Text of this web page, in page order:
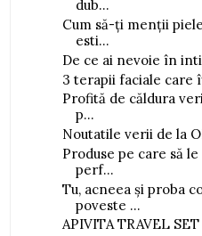
dub...
Cum să-ți menții
esti...
De ce ai nevoie în
3 terapii faciale care
Profită de căldura
p...
Noutatile verii de la
Produse pe care să
perf...
Tu, acneea și proba
poveste ...
APIVITA TRAVEL SET